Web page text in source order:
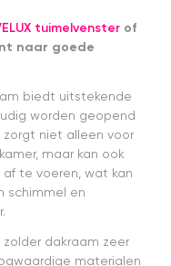
Nog een
tip.. heb nu
velux
dakraam
rolgordijn
gekocht.
duurder
dan "eigen
die ook
tuimelvenster of
naar goede
biedt uitstekende
worden geopend
niet alleen voor
maar kan ook
te voeren, wat kan
schimmel en
zolder dakraam zeer
materialen